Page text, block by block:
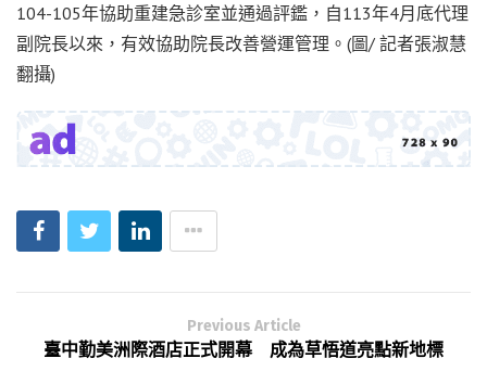
104-105年協助重建急診室並通過評鑑，自113年4月底代理
副院長以來，有效協助院長改善營運管理。(圖/ 記者張淑慧
翻攝)
Previous Article
臺中勤美洲際酒店正式開幕 成為草悟道亮點新地標